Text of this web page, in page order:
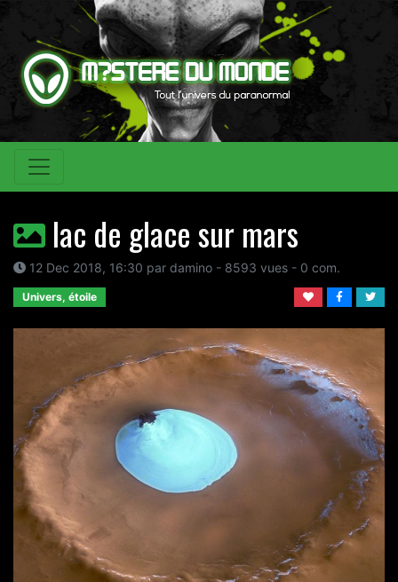
lac de glace sur mars
12 Dec 2018, 16:30 par damino - 8593 vues - 0 com.
Univers, étoile